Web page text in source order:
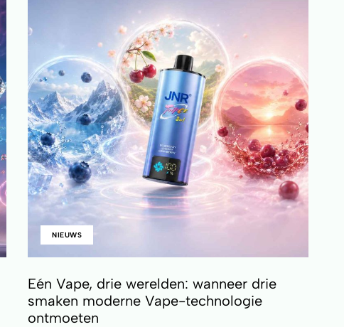
NIEUWS
Eén Vape, drie werelden: wanneer drie
smaken moderne Vape-technologie
ontmoeten